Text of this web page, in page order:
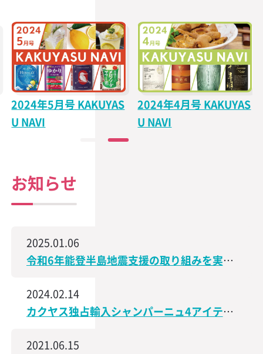
2024年5月号 KAKUYAS
U NAVI
2024年4月号 KAKUYAS
U NAVI
お知らせ
2025.01.06
令和6年能登半島地震支援の取り組みを実施、石川県で造られた日本酒の売上の一部を義援金として寄付
2024.02.14
カクヤス独占輸入シャンパーニュ4アイテムが、サクラアワード2024で受賞しました！
2021.06.15